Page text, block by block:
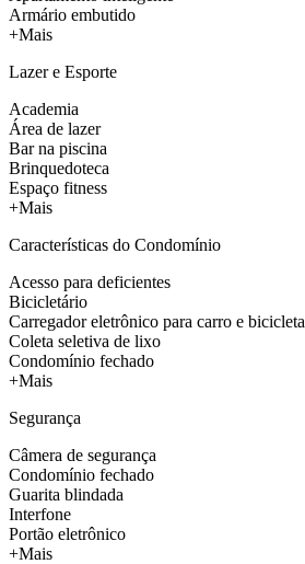
Armário embutido
+Mais
Lazer e Esporte
Academia
Área de lazer
Bar na piscina
Brinquedoteca
Espaço fitness
+Mais
Características do Condomínio
Acesso para deficientes
Bicicletário
Carregador eletrônico para carro e bicicleta
Coleta seletiva de lixo
Condomínio fechado
+Mais
Segurança
Câmera de segurança
Condomínio fechado
Guarita blindada
Interfone
Portão eletrônico
+Mais